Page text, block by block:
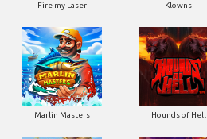
Fire my Laser Klowns
Marlin Masters Hounds of Hell